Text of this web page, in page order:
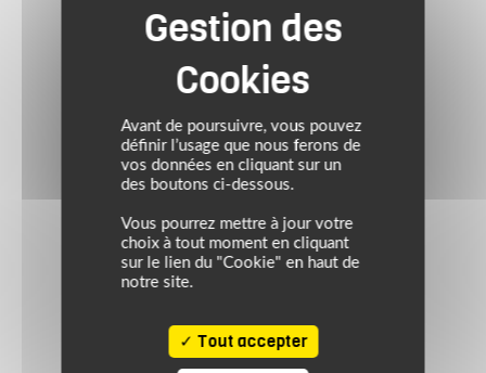
Avant de poursuivre, vous pouvez
définir l’usage que nous ferons de
vos données en cliquant sur un
des boutons ci-dessous.
Vous pourrez mettre à jour votre
choix à tout moment en cliquant
sur le lien du "Cookie" en haut de
notre site.
Tout accepter